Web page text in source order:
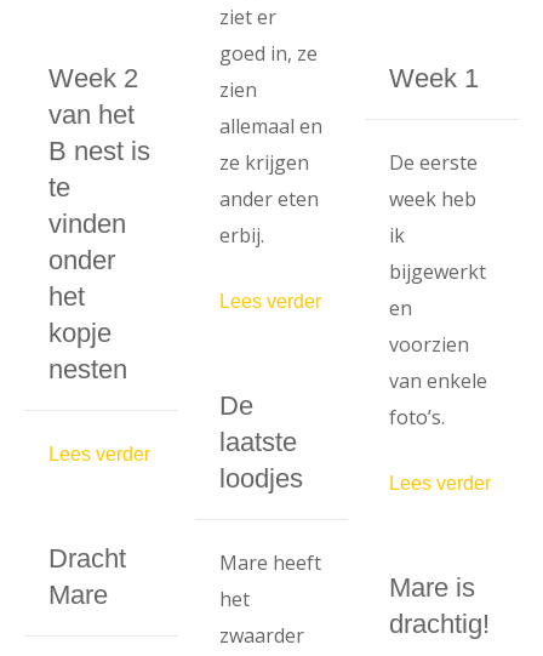
ziet er
goed in, ze
zien
allemaal en
ze krijgen
ander eten
erbij.
Lees verder
Week 2
van het
B nest is
te
vinden
onder
het
kopje
nesten
Lees verder
Week 1
De eerste
week heb
ik
bijgewerkt
en
voorzien
van enkele
foto’s.
Lees verder
De
laatste
loodjes
Mare heeft
het
zwaarder
Dracht
Mare
Mare is
drachtig!